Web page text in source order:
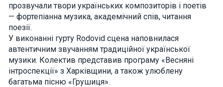
прозвучали твори українських композиторів і поетів
— фортепіанна музика, академічний спів, читання
поезії.
У виконанні гурту Rodovid сцена наповнилася
автентичним звучанням традиційної української
музики. Колектив представив програму «Весняні
інтроспекції» з Харківщини, а також улюблену
багатьма пісню «Грушиця».
our website
to perform
possible
during your